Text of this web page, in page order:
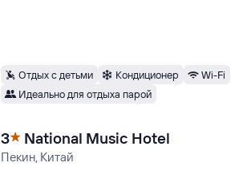
Отдых с детьми Кондиционер
Wi-Fi
Идеально для отдыха парой
3 National Music Hotel
Пекин, Китай